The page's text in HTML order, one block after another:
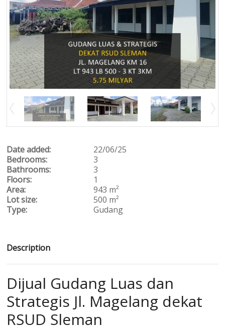
Date added:
22/06/25
Bedrooms:
3
Bathrooms:
3
Floors:
1
Area:
943 m²
Lot size:
500 m²
Type:
Gudang
Description
Dijual Gudang Luas dan
Strategis Jl. Magelang dekat
RSUD Sleman